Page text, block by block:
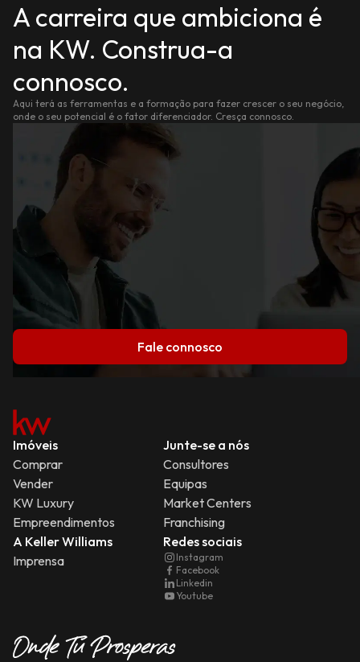
A carreira que ambiciona é
na KW. Construa-a
connosco.
Aqui terá as ferramentas e a formação para fazer crescer o seu negócio,
onde o seu potencial é o fator diferenciador. Cresça connosco.
Fale connosco
Imóveis
Comprar
Vender
KW Luxury
Empreendimentos
Junte-se a nós
Consultores
Equipas
Market Centers
Franchising
A Keller Williams
Imprensa
Redes sociais
Instagram
Facebook
Linkedin
Youtube